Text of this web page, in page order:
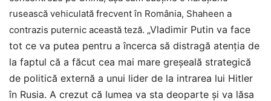
rusească vehiculată frecvent în România, Shaheen a
contrazis puternic această teză. „Vladimir Putin va face
tot ce va putea pentru a încerca să distragă atenţia de
la faptul că a făcut cea mai mare greşeală strategică
de politică externă a unui lider de la intrarea lui Hitler
în Rusia. A crezut că lumea va sta deoparte şi va lăsa